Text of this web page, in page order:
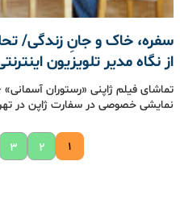
سفره، خاک و جانِ زندگی/
از نگاه مدیر تلویزیون
نمایشی خصوصی در سفارت ژاپن در تهران-
۱ ۲ ۳